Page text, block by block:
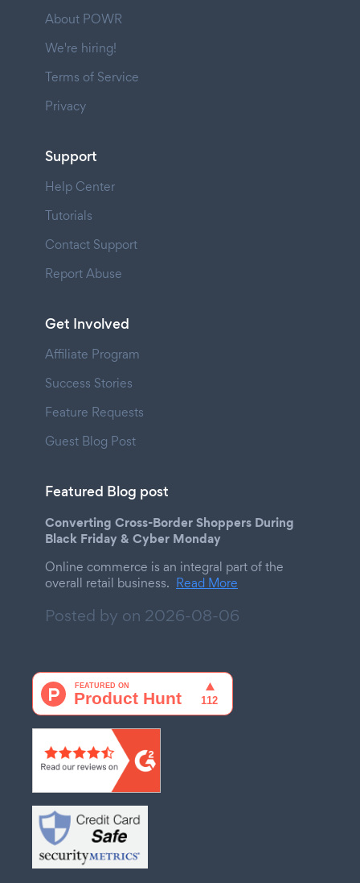
About POWR
We're hiring!
Terms of Service
Privacy
Support
Help Center
Tutorials
Contact Support
Report Abuse
Get Involved
Affiliate Program
Success Stories
Feature Requests
Guest Blog Post
Featured Blog post
Converting Cross-Border Shoppers During
Black Friday & Cyber Monday
Online commerce is an integral part of the
overall retail business. Read More
Posted by on 2026-08-06